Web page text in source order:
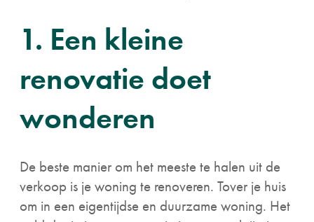
1. Een kleine
renovatie doet
wonderen
De beste manier om het meeste te halen uit de
verkoop is je woning te renoveren. Tover je huis
om in een eigentijdse en duurzame woning. Het